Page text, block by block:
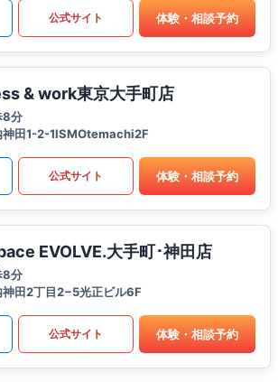
公式サイト 体験・相談予約
& work東京大手町店
8分
神田1-2-1ISMOtemachi2F
公式サイト 体験・相談予約
EVOLVE.大手町･神田店
8分
神田2丁目2−5光正ビル6F
公式サイト 体験・相談予約